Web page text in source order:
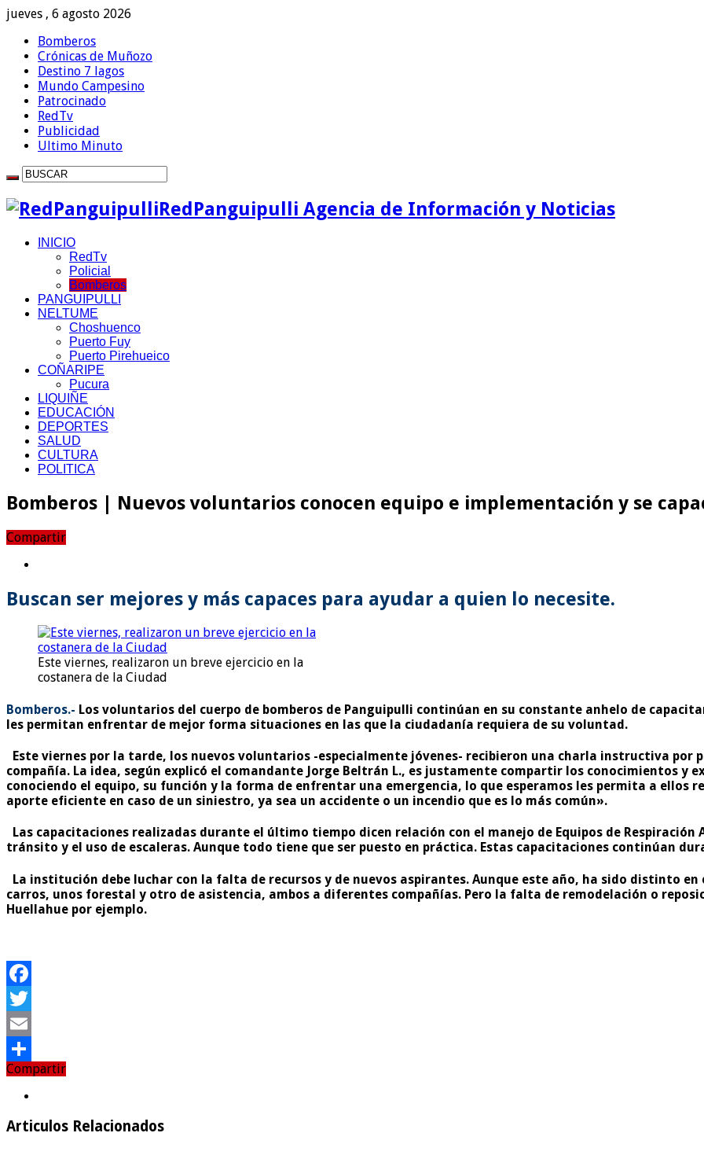
jueves , 6 agosto 2026
Bomberos
Crónicas de Muñozo
Destino 7 lagos
Mundo Campesino
Patrocinado
RedTv
Publicidad
Ultimo Minuto
RedPanguipulli Agencia de Información y Noticias
INICIO
RedTv
Policial
Bomberos
PANGUIPULLI
NELTUME
Choshuenco
Puerto Fuy
Puerto Pirehueico
COÑARIPE
Pucura
LIQUIÑE
EDUCACIÓN
DEPORTES
SALUD
CULTURA
POLITICA
Bomberos | Nuevos voluntarios conocen equipo e implementación y se
Compartir
Buscan ser mejores y más capaces para ayudar a quien lo necesite.
Este viernes, realizaron un breve ejercicio en la
costanera de la Ciudad
Bomberos.- Los voluntarios del cuerpo de bomberos de Panguipulli continúan en su constante anhelo de
les permitan enfrentar de mejor forma situaciones en las que la ciudadanía requiera de su voluntad.
Este viernes por la tarde, los nuevos voluntarios -especialmente jóvenes- recibieron una charla instructiva por
compañía. La idea, según explicó el comandante Jorge Beltrán L., es justamente compartir los conocimientos y
conociendo el equipo, su función y la forma de enfrentar una emergencia, lo que esperamos les permita a ellos
aporte eficiente en caso de un siniestro, ya sea un accidente o un incendio que es lo más común».
Las capacitaciones realizadas durante el último tiempo dicen relación con el manejo de Equipos de
tránsito y el uso de escaleras. Aunque todo tiene que ser puesto en práctica. Estas capacitaciones continúan
La institución debe luchar con la falta de recursos y de nuevos aspirantes. Aunque este año, ha sido distinto
carros, unos forestal y otro de asistencia, ambos a diferentes compañías. Pero la falta de remodelación o
Huellahue por ejemplo.
Facebook
Twitter
Email
Compartir
Compartir
Articulos Relacionados